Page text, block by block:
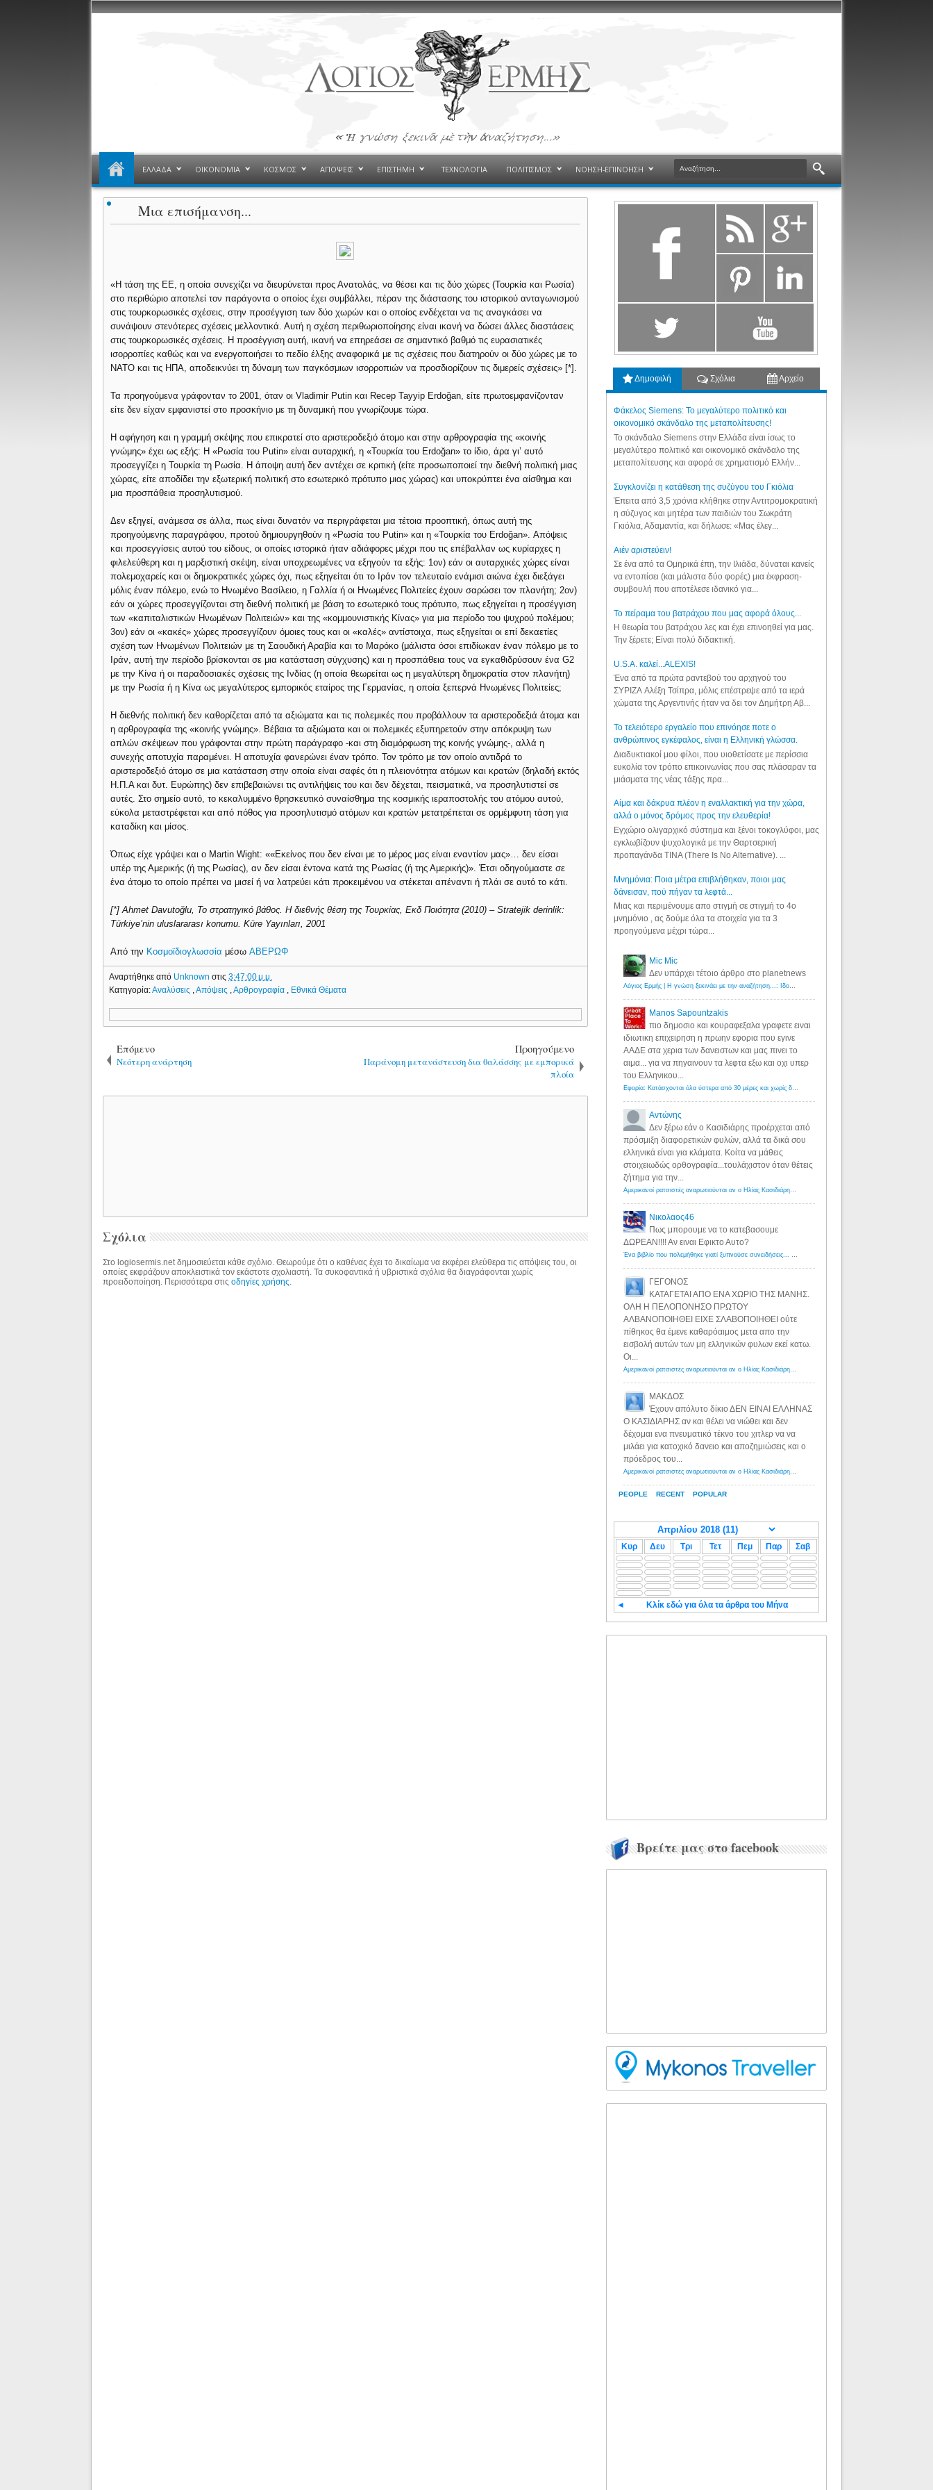
ΕΛΛΑΔΑ ΟΙΚΟΝΟΜΙΑ ΚΟΣΜΟΣ ΑΠΟΨΕΙΣ ΕΠΙΣΤΗΜΗ ΤΕΧΝΟΛΟΓΙΑ ΠΟΛΙΤΙΣΜΟΣ ΝΟΗΣΗ-ΕΠΙΝΟΗΣΗ
Μια επισήμανση...
«Η τάση της ΕΕ, η οποία συνεχίζει να διευρύνεται προς Ανατολάς, να θέσει και τις δύο χώρες (Τουρκία και Ρωσία)
στο περιθώριο αποτελεί τον παράγοντα ο οποίος έχει συμβάλλει, πέραν της διάστασης του ιστορικού ανταγωνισμού
στις τουρκορωσικές σχέσεις, στην προσέγγιση των δύο χωρών και ο οποίος ενδέχεται να τις αναγκάσει να
συνάψουν στενότερες σχέσεις μελλοντικά. Αυτή η σχέση περιθωριοποίησης είναι ικανή να δώσει άλλες διαστάσεις
στις τουρκορωσικές σχέσεις. Η προσέγγιση αυτή, ικανή να επηρεάσει σε σημαντικό βαθμό τις ευρασιατικές
ισορροπίες καθώς και να ενεργοποιήσει το πεδίο έλξης αναφορικά με τις σχέσεις που διατηρούν οι δύο χώρες με το
ΝΑΤΟ και τις ΗΠΑ, αποδεικνύει τη δύναμη των παγκόσμιων ισορροπιών να προσδιορίζουν τις διμερείς σχέσεις» [*].
Τα προηγούμενα γράφονταν το 2001, όταν οι Vladimir Putin και Recep Tayyip Erdoğan, είτε πρωτοεμφανίζονταν
είτε δεν είχαν εμφανιστεί στο προσκήνιο με τη δυναμική που γνωρίζουμε τώρα.
Η αφήγηση και η γραμμή σκέψης που επικρατεί στο αριστεροδεξιό άτομο και στην αρθρογραφία της «κοινής
γνώμης» έχει ως εξής: Η «Ρωσία του Putin» είναι αυταρχική, η «Τουρκία του Erdoğan» το ίδιο, άρα γι’ αυτό
προσεγγίζει η Τουρκία τη Ρωσία. Η άποψη αυτή δεν αντέχει σε κριτική (είτε προσωποποιεί την διεθνή πολιτική μιας
χώρας, είτε αποδίδει την εξωτερική πολιτική στο εσωτερικό πρότυπο μιας χώρας) και υποκρύπτει ένα αίσθημα και
μια προσπάθεια προσηλυτισμού.
Δεν εξηγεί, ανάμεσα σε άλλα, πως είναι δυνατόν να περιγράφεται μια τέτοια προοπτική, όπως αυτή της
προηγούμενης παραγράφου, προτού δημιουργηθούν η «Ρωσία του Putin» και η «Τουρκία του Erdoğan». Απόψεις
και προσεγγίσεις αυτού του είδους, οι οποίες ιστορικά ήταν αδιάφορες μέχρι που τις επέβαλλαν ως κυρίαρχες η
φιλελεύθερη και η μαρξιστική σκέψη, είναι υποχρεωμένες να εξηγούν τα εξής: 1ον) εάν οι αυταρχικές χώρες είναι
πολεμοχαρείς και οι δημοκρατικές χώρες όχι, πως εξηγείται ότι το Ιράν τον τελευταίο ενάμισι αιώνα έχει διεξάγει
μόλις έναν πόλεμο, ενώ το Ηνωμένο Βασίλειο, η Γαλλία ή οι Ηνωμένες Πολιτείες έχουν σαρώσει τον πλανήτη; 2ον)
εάν οι χώρες προσεγγίζονται στη διεθνή πολιτική με βάση το εσωτερικό τους πρότυπο, πως εξηγείται η προσέγγιση
των «καπιταλιστικών Ηνωμένων Πολιτειών» και της «κομμουνιστικής Κίνας» για μια περίοδο του ψυχρού πολέμου;
3ον) εάν οι «κακές» χώρες προσεγγίζουν όμοιες τους και οι «καλές» αντίστοιχα, πως εξηγείται οι επί δεκαετίες
σχέση των Ηνωμένων Πολιτειών με τη Σαουδική Αραβία και το Μαρόκο (μάλιστα όσοι επιδίωκαν έναν πόλεμο με το
Ιράν, αυτή την περίοδο βρίσκονται σε μια κατάσταση σύγχυσης) και η προσπάθεια τους να εγκαθιδρύσουν ένα G2
με την Κίνα ή οι παραδοσιακές σχέσεις της Ινδίας (η οποία θεωρείται ως η μεγαλύτερη δημοκρατία στον πλανήτη)
με την Ρωσία ή η Κίνα ως μεγαλύτερος εμπορικός εταίρος της Γερμανίας, η οποία ξεπερνά Ηνωμένες Πολιτείες;
Η διεθνής πολιτική δεν καθορίζεται από τα αξιώματα και τις πολεμικές που προβάλλουν τα αριστεροδεξιά άτομα και
η αρθρογραφία της «κοινής γνώμης». Βέβαια τα αξιώματα και οι πολεμικές εξυπηρετούν στην απόκρυψη των
απλών σκέψεων που γράφονται στην πρώτη παράγραφο -και στη διαμόρφωση της κοινής γνώμης-, αλλά η
συνεχής αποτυχία παραμένει. Η αποτυχία φανερώνει έναν τρόπο. Τον τρόπο με τον οποίο αντιδρά το
αριστεροδεξιό άτομο σε μια κατάσταση στην οποία είναι σαφές ότι η πλειονότητα ατόμων και κρατών (δηλαδή εκτός
Η.Π.Α και δυτ. Ευρώπης) δεν επιβεβαιώνει τις αντιλήψεις του και δεν δέχεται, πεισματικά, να προσηλυτιστεί σε
αυτές. Στο σημείο αυτό, το κεκαλυμμένο θρησκευτικό συναίσθημα της κοσμικής ιεραποστολής του ατόμου αυτού,
εύκολα μεταστρέφεται και από πόθος για προσηλυτισμό ατόμων και κρατών μετατρέπεται σε ορμέμφυτη τάση για
καταδίκη και μίσος.
Όπως είχε γράψει και ο Martin Wight: ««Εκείνος που δεν είναι με το μέρος μας είναι εναντίον μας»… δεν είσαι
υπέρ της Αμερικής (ή της Ρωσίας), αν δεν είσαι έντονα κατά της Ρωσίας (ή της Αμερικής)». Έτσι οδηγούμαστε σε
ένα άτομο το οποίο πρέπει να μισεί ή να λατρεύει κάτι προκειμένου να στέκεται απέναντι ή πλάι σε αυτό το κάτι.
[*] Ahmet Davutoğlu, Το στρατηγικό βάθος. Η διεθνής θέση της Τουρκίας, Εκδ Ποιότητα (2010) – Stratejik derinlik:
Türkiye’nin uluslararası konumu. Küre Yayınları, 2001
Aπό την Κοσμοϊδιογλωσσία μέσωΑΒΕΡΩΦ
Αναρτήθηκε από Unknownστις3:47:00 μ.μ.
Κατηγορία:Αναλύσεις ,Απόψεις ,Αρθρογραφία Εθνικά Θέματα
Επόμενο
Νεότερη ανάρτηση
Προηγούμενο
Παράνομη μετανάστευση δια θαλάσσης με εμπορικά
πλοία
Σχόλια
Στο logiosermis.net δημοσιεύεται κάθε σχόλιο. Θεωρούμε ότι ο καθένας έχει το δικαίωμα να εκφέρει ελεύθερα τις απόψεις του, οι
οποίες εκφράζουν αποκλειστικά τον εκάστοτε σχολιαστή. Τα συκοφαντικά ή υβριστικά σχόλια θα διαγράφονται χωρίς
προειδοποίηση. Περισσότερα στιςοδηγίες χρήσης
Δημοφιλή Σχόλια Αρχείο
Φάκελος Siemens: Το μεγαλύτερο πολιτικό και
οικονομικό σκάνδαλο της μεταπολίτευσης!
Το σκάνδαλο Siemens στην Ελλάδα είναι ίσως το
μεγαλύτερο πολιτικό και οικονομικό σκάνδαλο της
μεταπολίτευσης και αφορά σε χρηματισμό Ελλήν...
Συγκλονίζει η κατάθεση της συζύγου του Γκιόλια
Έπειτα από 3,5 χρόνια κλήθηκε στην Αντιτρομοκρατική
η σύζυγος και μητέρα των παιδιών του Σωκράτη
Γκιόλια, Αδαμαντία, και δήλωσε: «Μας έλεγ...
Aιέν αριστεύειν!
Σε ένα από τα Ομηρικά έπη, την Ιλιάδα, δύναται κανείς
να εντοπίσει (και μάλιστα δύο φορές) μια έκφραση-
συμβουλή που αποτέλεσε ιδανικό για...
Το πείραμα του βατράχου που μας αφορά όλους...
Η θεωρία του βατράχου λες και έχει επινοηθεί για μας.
Την ξέρετε; Είναι πολύ διδακτική.
U.S.A. καλεί...ALEXIS!
Ένα από τα πρώτα ραντεβού του αρχηγού του
ΣΥΡΙΖΑ Αλέξη Τσίπρα, μόλις επέστρεψε από τα ιερά
χώματα της Αργεντινής ήταν να δει τον Δημήτρη Αβ...
Το τελειότερο εργαλείο που επινόησε ποτε ο
ανθρώπινος εγκέφαλος, είναι η Ελληνική γλώσσα.
Διαδυκτιακοί μου φίλοι, που υιοθετίσατε με περίσσια
ευκολία τον τρόπο επικοινωνίας που σας πλάσαραν τα
μιάσματα της νέας τάξης πρα...
Αίμα και δάκρυα πλέον η εναλλακτική για την χώρα,
αλλά ο μόνος δρόμος προς την ελευθερία!
Εγχώριο ολιγαρχικό σύστημα και ξένοι τοκογλύφοι, μας
εγκλωβίζουν ψυχολογικά με την Θαρτσερική
προπαγάνδα TINA (There Is No Alternative). ...
Μνημόνια: Ποια μέτρα επιβλήθηκαν, ποιοι μας
δάνεισαν, πού πήγαν τα λεφτά...
Μιας και περιμένουμε απο στιγμή σε στιγμή το 4ο
μνημόνιο , ας δούμε όλα τα στοιχεία για τα 3
προηγούμενα μέχρι τώρα...
PEOPLE RECENT POPULAR
Mic Mic
Δεν υπάρχει τέτοιο άρθρο στο planetnews
Λόγιος Ερμής | Η γνώση ξεκινάει με την αναζήτηση...: Ιδού οι 18 που χρωστούν 11 δις ευρώ!
Manos Sapountzakis
πιο δημοσιο και κουραφεξαλα γραφετε ειναι
ιδιωτικη επιχειρηση η πρωην εφορια που εγινε
ΑΑΔΕ στα χερια των δανειστων και μας πινει το
αιμα... για να πηγαινουν τα λεφτα εξω και οχι υπερ
του Ελληνικου...
Εφορία: Κατάσχονται όλα ύστερα από 30 μέρες και χωρίς δικαστικές αποφάσεις - Λόγιος Ερμής
Αντώνης
Δεν ξέρω εάν ο Κασιδιάρης προέρχεται από
πρόσμιξη διαφορετικών φυλών, αλλά τα δικά σου
ελληνικά είναι για κλάματα. Κοίτα να μάθεις
στοιχειωδώς ορθογραφία...τουλάχιστον όταν θέτεις
ζήτημα για την...
Αμερικανοί ρατσιστές αναρωτιούνται αν ο Ηλίας Κασιδιάρης ανήκει στη λευκή φυλή... - Λόγιος Ερμής
Νικολαος46
Πως μπορουμε να το κατεβασουμε
ΔΩΡΕΑΝ!!!! Αν ειναι Εφικτο Αυτο?
Ένα βιβλίο που πολεμήθηκε γιατί ξυπνούσε συνειδήσεις... - Λόγιος Ερμής | Η γνώση ξεκινάει με την αναζήτηση...
ΓΕΓΟΝΟΣ
ΚΑΤΑΓΕΤΑΙ ΑΠΟ ΕΝΑ ΧΩΡΙΟ ΤΗΣ ΜΑΝΗΣ.
ΟΛΗ Η ΠΕΛΟΠΟΝΗΣΟ ΠΡΩΤΟΥ
ΑΛΒΑΝΟΠΟΙΗΘΕΙ ΕΙΧΕ ΣΛΑΒΟΠΟΙΗΘΕΙ ούτε
πίθηκος θα έμενε καθαρόαιμος μετα απο την
εισβολή αυτών των μη ελληνικών φυλων εκεί κατω.
Οι...
Αμερικανοί ρατσιστές αναρωτιούνται αν ο Ηλίας Κασιδιάρης ανήκει στη λευκή φυλή... - Λόγιος Ερμής
ΜΑΚΔΟΣ
Έχουν απόλυτο δίκιο ΔΕΝ ΕΙΝΑΙ ΕΛΛΗΝΑΣ
Ο ΚΑΣΙΔΙΑΡΗΣ αν και θέλει να νιώθει και δεν
δέχομαι ενα πνευματικό τέκνο του χιτλερ να να
μιλάει για κατοχικό δανειο και αποζημιώσεις και ο
πρόεδρος του...
Αμερικανοί ρατσιστές αναρωτιούνται αν ο Ηλίας Κασιδιάρης ανήκει στη λευκή φυλή... - Λόγιος Ερμής
Κυρ Δευ Τρι Τετ Πεμ Παρ Σαβ
◄ Κλίκ εδώ για όλα τα άρθρα του Μήνα
Βρείτε μας στο facebook